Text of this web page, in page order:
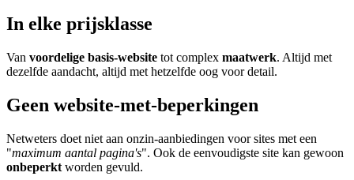
In elke prijsklasse
Van voordelige basis-website tot complex maatwerk. Altijd met
dezelfde aandacht, altijd met hetzelfde oog voor detail.
Geen website-met-beperkingen
Netweters doet niet aan onzin-aanbiedingen voor sites met een
"maximum aantal pagina's". Ook de eenvoudigste site kan gewoon
onbeperkt worden gevuld.